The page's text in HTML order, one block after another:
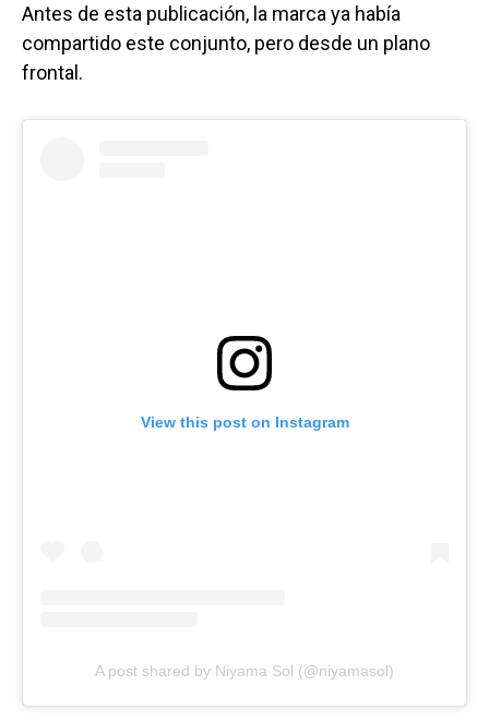
Antes de esta publicación, la marca ya había
compartido este conjunto, pero desde un plano
frontal.
View this post on Instagram
A post shared by Niyama Sol (@niyamasol)